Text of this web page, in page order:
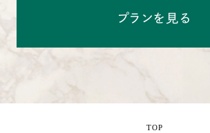
プランを見る
TOP